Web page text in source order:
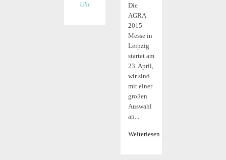
Uhr
Die
AGRA
2015
Messe in
Leipzig
startet am
23. April,
wir sind
mit einer
großen
Auswahl
an...
Weiterlesen...